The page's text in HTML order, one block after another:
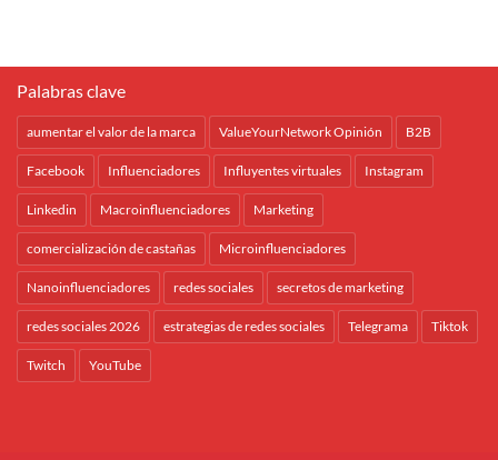
Palabras clave
aumentar el valor de la marca ValueYourNetwork Opinión B2B
Facebook Influenciadores Influyentes virtuales Instagram
Linkedin Macroinfluenciadores Marketing
comercialización de castañas Microinfluenciadores
Nanoinfluenciadores redes sociales secretos de marketing
redes sociales 2026 estrategias de redes sociales Telegrama Tiktok
Twitch YouTube